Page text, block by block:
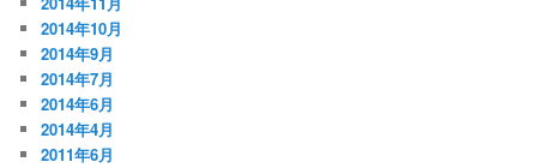
2014年10月
2014年9月
2014年7月
2014年6月
2014年4月
2011年6月